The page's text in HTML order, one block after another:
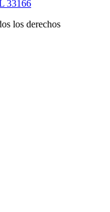
33166
los derechos